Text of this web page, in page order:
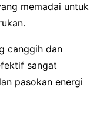
memadai untuk
canggih dan
sangat
pasokan energi